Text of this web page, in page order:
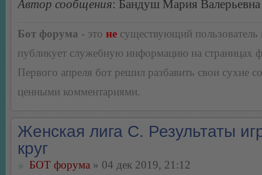
Автор сообщения: Бандуш Мария Валерьевна
Бот форума - это не существующий пользователь
публикует служебную информацию на страницах
Первого апреля бот решил разбавить свои сухие
ценными комментариями.
Женская лига С. Результаты
круг
БОТ форума » 04 дек 2019, 21:12